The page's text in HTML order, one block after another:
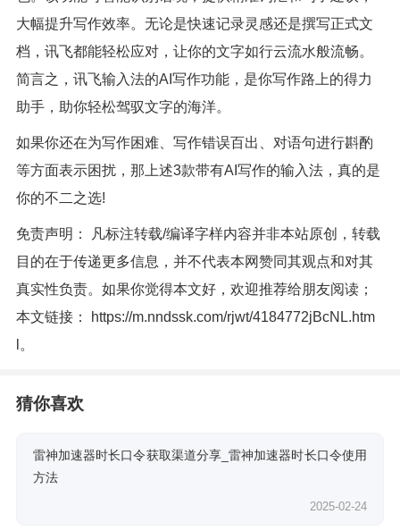
大幅提升写作效率。无论是快速记录灵感还是撰写正式文
档，讯飞都能轻松应对，让你的文字如行云流水般流畅。
简言之，讯飞输入法的AI写作功能，是你写作路上的得力
助手，助你轻松驾驭文字的海洋。
如果你还在为写作困难、写作错误百出、对语句进行斟酌
等方面表示困扰，那上述3款带有AI写作的输入法，真的是
你的不二之选!
免责声明： 凡标注转载/编译字样内容并非本站原创，转载
目的在于传递更多信息，并不代表本网赞同其观点和对其
真实性负责。如果你觉得本文好，欢迎推荐给朋友阅读；
本文链接：
https://m.nndssk.com/rjwt/4184772jBcNL.htm
。
猜你喜欢
雷神加速器时长口令获取渠道分享_雷神加速器时长口令使用
方法
2025-02-24